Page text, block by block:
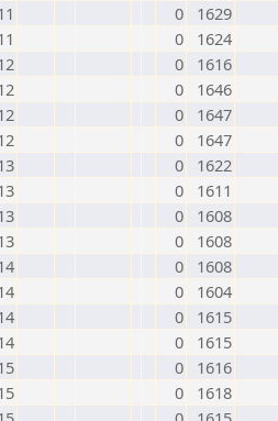
0
1629
0
1624
0
1616
0
1646
0
1647
0
1647
0
1622
0
1611
0
1608
0
1608
0
1608
0
1604
0
1615
0
1615
0
1616
0
1618